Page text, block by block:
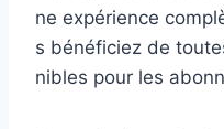
ne expérience
s bénéficiez de
nibles pour les